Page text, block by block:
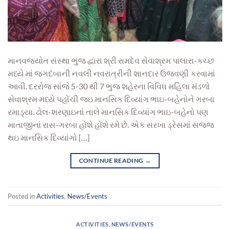
માનવજ્યોત સંસ્થા ભુજ દ્વારા શ્રી રામદેવ સેવાશ્રમ પાલારા-કચ્છ
મધ્યે માં જગદંબાની નવલી નવરાત્રીની શાનદાર ઉજવણી કરવામાં
આવી. દરરોજ સાંજે 5-30 થી 7 ભુજ શહેરના વિવિધ મહિલા મંડળો
સેવાશ્રમ મધ્યે પહોંચી જઇ માનસિક દિવ્યાંગ ભાઇ-બહેનોને ગરબા
રમાડ્યા. ઢોલ-શરણાઇનાં તાલે માનસિક દિવ્યાંગ ભાઇ-બહેનો પણ
માતાજીનાં રાસ-ગરબા હોંશે હોંશે રમે છે. એક સરખા ડ્રેસમાં સજ્જ
થઇ માનસિક દિવ્યાંગો […]
CONTINUE READING →
Posted inActivities, News/Events
ACTIVITIES NEWS/EVENTS